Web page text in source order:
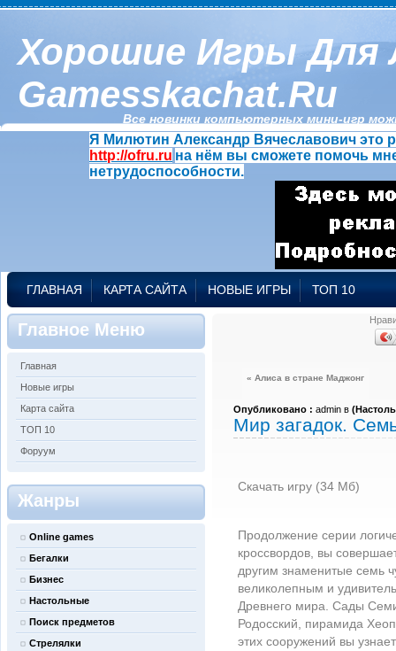
Хорошие Игры Для
Gamesskachat.ru
Все новинки компьютерных мини-игр
Я Милютин Александр Вячеславович это
http://ofru.ru на нём вы сможете помочь
нетрудоспособности.
ГЛАВНАЯ КАРТА САЙТА НОВЫЕ ИГРЫ ТОП 10
Главное Меню
Главная
Новые игры
Карта сайта
ТОП 10
Форуум
Жанры
Online games
Бегалки
Бизнес
Настольные
Поиск предметов
Стрелялки
« Алиса в стране Маджонг
Опубликовано : admin в (
Мир загадок.
Скачать игру (34 Мб)
Продолжение серии
кроссвордов, вы
другим знаменитые семь
великолепным и
Древнего мира. Сады
Родосский, пирамида
этих сооружений вы